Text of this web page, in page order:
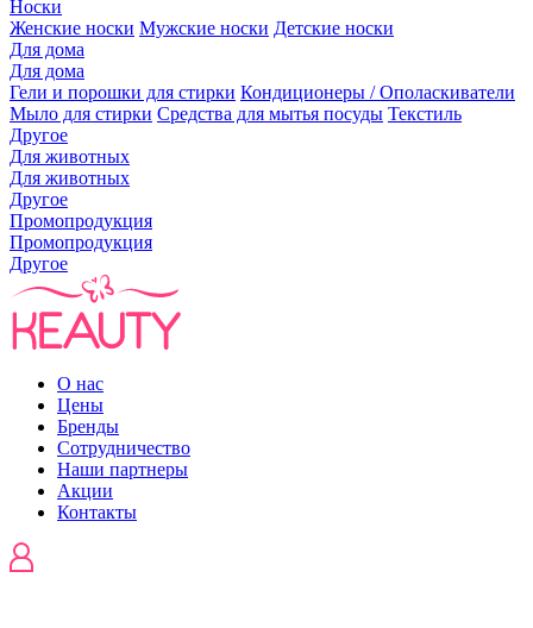
Носки
Женские носки Мужские носки Детские носки
Для дома
Для дома
Гели и порошки для стирки Кондиционеры / Ополаскиватели
Мыло для стирки Средства для мытья посуды Текстиль
Другое
Для животных
Для животных
Другое
Промопродукция
Промопродукция
Другое
О нас
Цены
Бренды
Сотрудничество
Наши партнеры
Акции
Контакты